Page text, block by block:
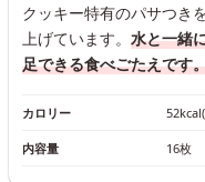
クッキー特有のパサつき
上げています。 水と一緒
足できる食べごたえです
カロリー
内容量 16枚